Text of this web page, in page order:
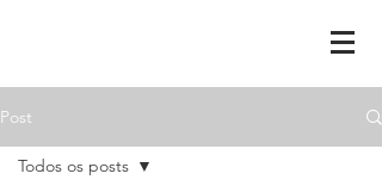
Post
Todos os posts